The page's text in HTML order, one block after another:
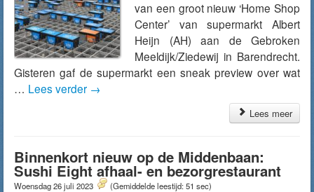
van een groot nieuw ‘Home Shop
Center’ van supermarkt Albert
Heijn (AH) aan de Gebroken
Meeldijk/Ziedewij in Barendrecht.
Gisteren gaf de supermarkt een sneak preview over wat
… Lees verder →
Lees meer
Binnenkort nieuw op de Middenbaan:
Sushi Eight afhaal- en bezorgrestaurant
Woensdag 26 juli 2023 (Gemiddelde leestijd: 51 sec)